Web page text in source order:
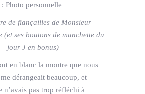
: Photo personnelle
de fiançailles de Monsieur
(et ses boutons de manchette du
jour J en bonus)
en blanc la montre que nous
dérangeait beaucoup, et
n’avais pas trop réfléchi à